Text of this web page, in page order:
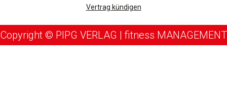
Vertrag kündigen
Copyright © PIPG VERLAG | fitness MANAGEMENT